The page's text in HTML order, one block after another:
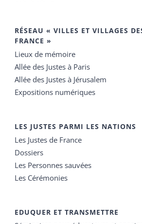
RÉSEAU « VILLES ET VILLAGES
FRANCE »
Lieux de mémoire
Allée des Justes à Paris
Allée des Justes à Jérusalem
Expositions numériques
LES JUSTES PARMI LES NATIONS
Les Justes de France
Dossiers
Les Personnes sauvées
Les Cérémonies
EDUQUER ET TRANSMETTRE